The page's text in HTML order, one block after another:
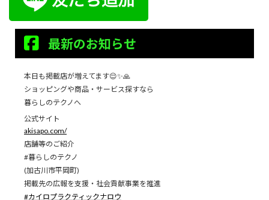
最新のお知らせ
本日も掲載店が増えてます😌✨🙏
ショッピングや商品・サービス探すなら
暮らしのテクノへ
公式サイト
akisapo.com/
店舗等のご紹介
#暮らしのテクノ
(加古川市平岡町)
掲載先の広報を支援・社会貢献事業を推進
#カイロプラクティックナロウ